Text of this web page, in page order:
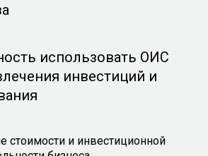
использовать ОИС
инвестиций и
и инвестиционной